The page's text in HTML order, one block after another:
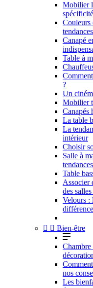
Mobilier
Couleurs
Canapé
Table à
?
Un
Mobilier
Canapés
La table
La
intérieur
Choisir
Salle à
Table
Associer
des
Velours :
différence
  Bien-être
Chambre
nos
Les